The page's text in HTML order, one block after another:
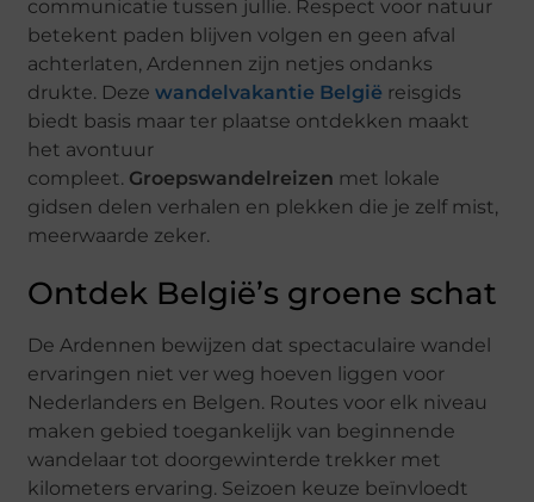
communicatie tussen jullie. Respect voor natuur
betekent paden blijven volgen en geen afval
achterlaten, Ardennen zijn netjes ondanks
drukte. Dezewandelvakantie België reisgids
biedt basis maar ter plaatse ontdekken maakt
het avontuur
compleet. Groepswandelreizen met lokale
gidsen delen verhalen en plekken die je zelf mist,
meerwaarde zeker.
Ontdek België’s groene schat
De Ardennen bewijzen dat spectaculaire wandel
ervaringen niet ver weg hoeven liggen voor
Nederlanders en Belgen. Routes voor elk niveau
maken gebied toegankelijk van beginnende
wandelaar tot doorgewinterde trekker met
kilometers ervaring. Seizoen keuze beïnvloedt